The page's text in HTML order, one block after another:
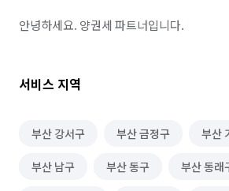
안녕하세요. 양권세 파트너입니다.
서비스 지역
부산 강서구 부산 금정구 부산
부산 남구 부산 동구 부산 동래